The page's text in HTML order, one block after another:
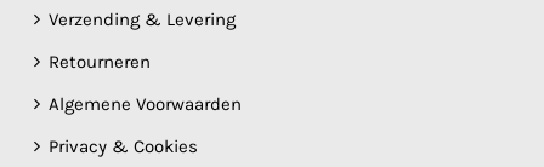
Verzending & Levering
Retourneren
Algemene Voorwaarden
Privacy & Cookies